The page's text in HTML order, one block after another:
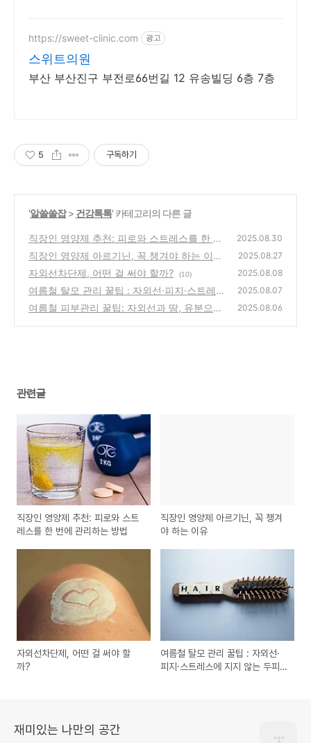
https://sweet-clinic.com 광고
스위트의원
부산 부산진구 부전로66번길 12 유송빌딩 6층 7층
5 구독하기
'알쓸쓸잡> 건강톡톡' 카테고리의 다른 글
직장인 영양제 추천: 피로와 스트레스를 한 번
에 관리하는 방법
(7)
2025.08.30
직장인 영양제 아르기닌, 꼭 챙겨야 하는 이유
(11)
2025.08.27
자외선차단제, 어떤 걸 써야 할까? (10) 2025.08.08
여름철 탈모 관리 꿀팁 : 자외선·피지·스트레스
에 지지 않는 두피 만들기
(17)
2025.08.07
여름철 피부관리 꿀팁: 자외선과 땀, 유분으로
2025.08.06
관련글
직장인 영양제 추천: 피로와 스트
레스를 한 번에 관리하는 방법
직장인 영양제 아르기닌, 꼭 챙겨
야 하는 이유
자외선차단제, 어떤 걸 써야 할
까?
여름철 탈모 관리 꿀팁 : 자외선·
피지·스트레스에 지지 않는 두피
재미있는 나만의 공간